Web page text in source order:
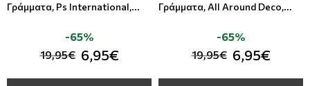
Γράμματα, Ps International,
19,95€ 6,95€
-65%
Γράμματα, All Around Deco,
19,95€ 6,95€
-65%